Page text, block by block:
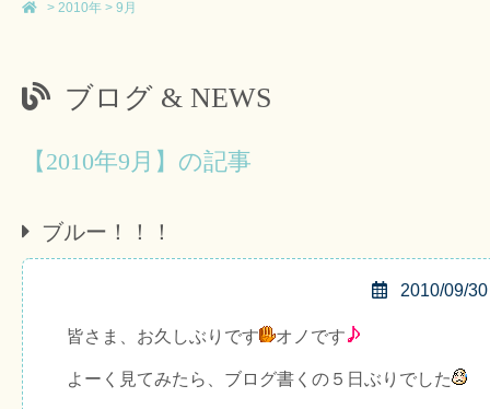
> 2010年 > 9月
ブログ & NEWS
【2010年9月】の記事
ブルー！！！
2010/09/30
皆さま、お久しぶりです オノです
よーく見てみたら、ブログ書くの５日ぶりでした